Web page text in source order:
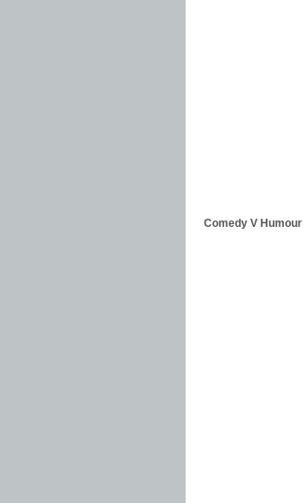
Comedy V Humour